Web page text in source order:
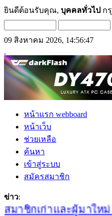
ยินดีต้อนรับคุณ, บุคคลทั่วไป ก
09 สิงหาคม 2026, 14:56:47
หน้าแรก webboard
หน้าเว็บ
ช่วยเหลือ
ค้นหา
เข้าสู่ระบบ
สมัครสมาชิก
ข่าว:
าชิกเก่าและผู้มาใหม่